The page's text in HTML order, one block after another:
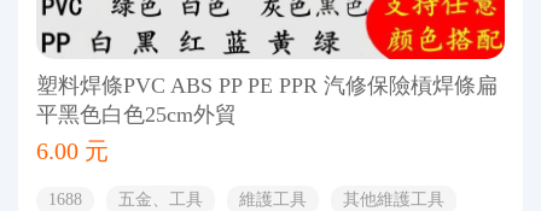
塑料焊條PVC ABS PP PE PPR 汽修保險槓焊條扁
平黑色白色25cm外貿
6.00 元
1688 五金、工具 維護工具
其他維護工具